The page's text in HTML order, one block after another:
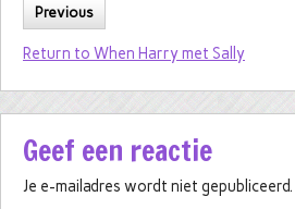
Previous
Return to When Harry met Sally
Geef een reactie
Je e-mailadres wordt niet gepubliceerd.